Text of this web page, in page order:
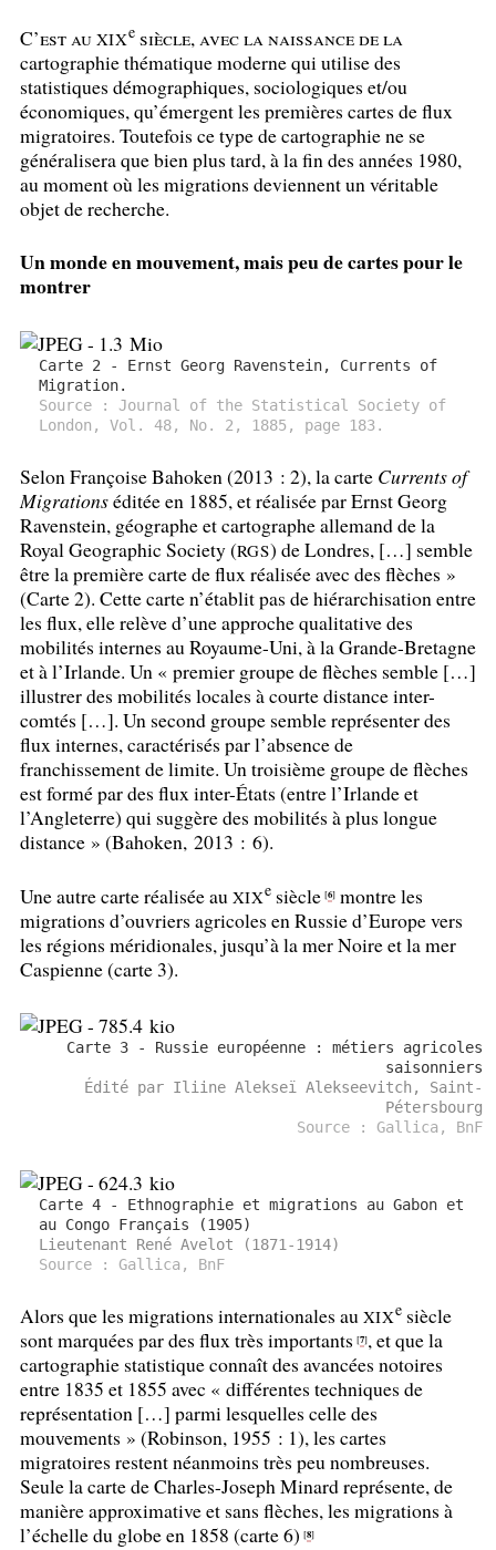
C’est au XIXesiècle, avec la naissance de la
cartographie thématique moderne qui utilise des
statistiques démographiques, sociologiques et/ou
économiques, qu’émergent les premières cartes de flux
migratoires. Toutefois ce type de cartographie ne se
généralisera que bien plus tard, à la fin des années 1980,
au moment où les migrations deviennent un véritable
objet de recherche.
Un monde en mouvement, mais peu de cartes pour le
montrer
Carte 2 - Ernst Georg Ravenstein, Currents of
Migration.
Source : Journal of the Statistical Society of
London, Vol. 48, No. 2, 1885, page 183.
Selon Françoise Bahoken (2013 : 2), la carte Currents of
Migrationséditée en 1885, et réalisée par Ernst Georg
Ravenstein, géographe et cartographe allemand de la
Royal Geographic Society (RGS) de Londres, […] semble
être la première carte de flux réalisée avec des flèches »
(Carte 2). Cette carte n’établit pas de hiérarchisation entre
les flux, elle relève d’une approche qualitative des
mobilités internes au Royaume-Uni, à la Grande-Bretagne
et à l’Irlande. Un « premier groupe de flèches semble […]
illustrer des mobilités locales à courte distance inter-
comtés […]. Un second groupe semble représenter des
flux internes, caractérisés par l’absence de
franchissement de limite. Un troisième groupe de flèches
est formé par des flux inter-États (entre l’Irlande et
l’Angleterre) qui suggère des mobilités à plus longue
distance » (Bahoken, 2013 : 6).
Une autre carte réalisée au XIXesiècle [6]montre les
migrations d’ouvriers agricoles en Russie d’Europe vers
les régions méridionales, jusqu’à la mer Noire et la mer
Caspienne (carte 3).
Carte 3 - Russie européenne : métiers agricoles
saisonniers
Édité par Iliine Alekseï Alekseevitch, Saint-
Pétersbourg
Source : Gallica, BnF
Carte 4 - Ethnographie et migrations au Gabon et
au Congo Français (1905)
Lieutenant René Avelot (1871-1914)
Source : Gallica, BnF
Alors que les migrations internationales au XIXesiècle
sont marquées par des flux très importants [7], et que la
cartographie statistique connaît des avancées notoires
entre 1835 et 1855 avec « différentes techniques de
représentation […] parmi lesquelles celle des
mouvements » (Robinson, 1955 : 1), les cartes
migratoires restent néanmoins très peu nombreuses.
Seule la carte de Charles-Joseph Minard représente, de
manière approximative et sans flèches, les migrations à
l’échelle du globe en 1858 (carte 6) [8]